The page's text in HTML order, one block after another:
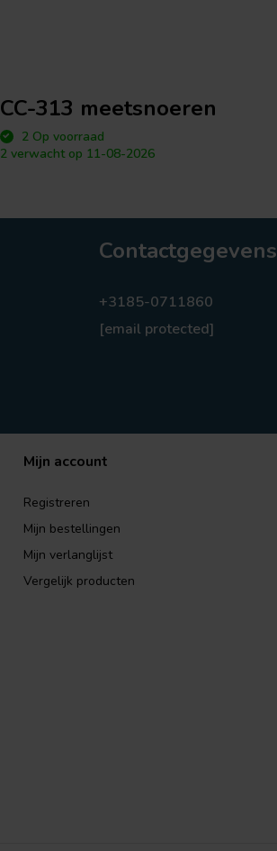
CC-313 meetsnoeren
2 Op voorraad
2 verwacht op 11-08-2026
Contactgegevens
+3185-0711860
[email protected]
Mijn account
Registreren
Mijn bestellingen
Mijn verlanglijst
Vergelijk producten